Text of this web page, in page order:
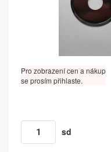
Pro zobrazení cen a nákup
se prosím přihlaste.
sd